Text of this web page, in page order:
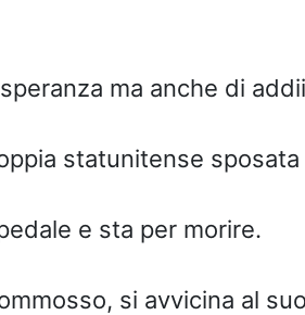
ma anche di
statunitense
e sta per morire.
si avvicina al